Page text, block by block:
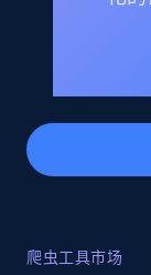
爬虫工具市场